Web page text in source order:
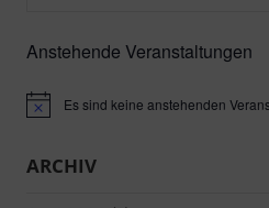
Anstehende Veranstaltungen
HinweisEs sind keine anstehenden
ARCHIV